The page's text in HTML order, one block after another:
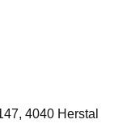
4040 Herstal